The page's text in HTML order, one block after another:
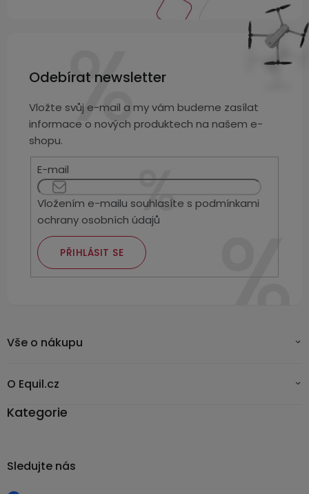
Odebírat newsletter
Vložte svůj e-mail a my vám budeme zasílat
informace o nových produktech na našem e-
shopu.
E-mail
Vložením e-mailu souhlasíte spodmínkami
ochrany osobních údajů
PŘIHLÁSIT SE
Vše o nákupu
O Equil.cz
Kategorie
Sledujte nás